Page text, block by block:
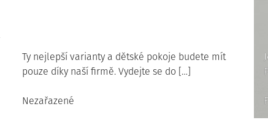
Ty nejlepší varianty a dětské pokoje budete mít
pouze díky naší firmě. Vydejte se do […]
Posted
Nezařazené